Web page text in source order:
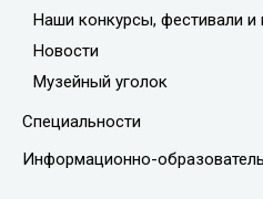
Наши конкурсы, фестивали и
Новости
Музейный уголок
Специальности
Информационно-